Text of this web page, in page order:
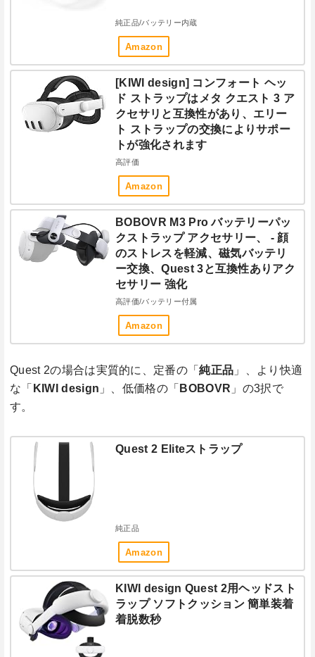
純正品/バッテリー内蔵
Amazon
[KIWI design] コンフォート ヘッ
ド ストラップはメタ クエスト 3 ア
クセサリと互換性があり、エリー
ト ストラップの交換によりサポー
トが強化されます
高評価
Amazon
BOBOVR M3 Pro バッテリーパッ
クストラップ アクセサリー、 - 顔
のストレスを軽減、磁気バッテリ
ー交換、Quest 3と互換性ありアク
セサリー 強化
高評価/バッテリー付属
Amazon
Quest 2の場合は実質的に、定番の「純正品 」、より快適
な「 KIWI design 」、低価格の「 BOBOVR 」の3択で
す。
Quest 2 Eliteストラップ
純正品
Amazon
KIWI design Quest 2用ヘッドスト
ラップ ソフトクッション 簡単装着
着脱数秒